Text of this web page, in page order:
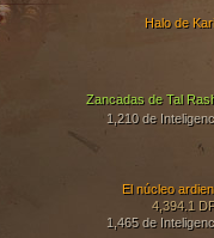
Zancadas de Tal
1,210 de
El núcleo
4,394.1
1,465 de
Halo de